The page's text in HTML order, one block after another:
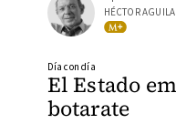
HÉCTOR
El Estado
botarate
Día con día